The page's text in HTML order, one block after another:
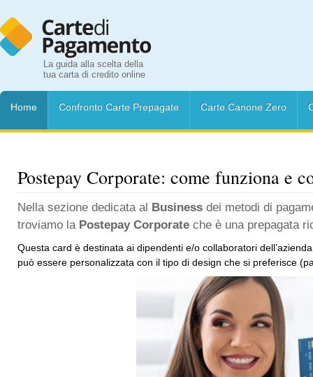
La guida alla scelta della
tua carta di credito online
Home Confronto Carte Prepagate Carte Canone Zero
Postepay Corporate: come funziona e
Nella sezione dedicata al Business dei metodi di
troviamo la Postepay Corporate che è una prepagata
Questa card è destinata ai dipendenti e/o collaboratori
può essere personalizzata con il tipo di design che si preferisce